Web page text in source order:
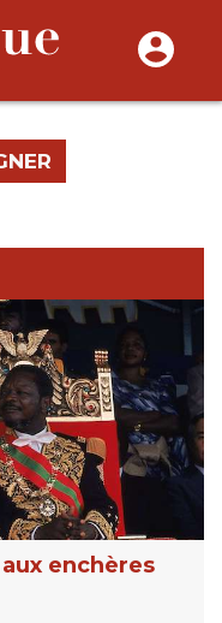
enchères